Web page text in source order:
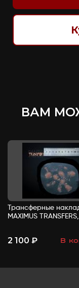
ВАМ
Трансферные
MAXIMUS
2 100 ₽ В
-